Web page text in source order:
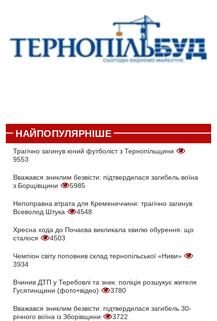
НАЙПОПУЛЯРНІШЕ
Трагічно загинув юний футболіст з Тернопільщини
9553
Вважався зниклим безвісти: підтвердилася загибель воїна
з Борщівщини
5985
Непоправна втрата для Кременеччини: трагічно загинув
Всеволод Штука
4548
Хресна хода до Почаєва викликала хвилю обурення: що
сталося
4503
Чемпіон світу поповнив склад тернопільської «Ниви»
3934
Вчинив ДТП у Теребовлі та зник: поліція розшукує жителя
Гусятинщини (фото+відео)
3780
Вважався зниклим безвісти: підтвердилася загибель 30-
річного воїна із Зборівщини
3722